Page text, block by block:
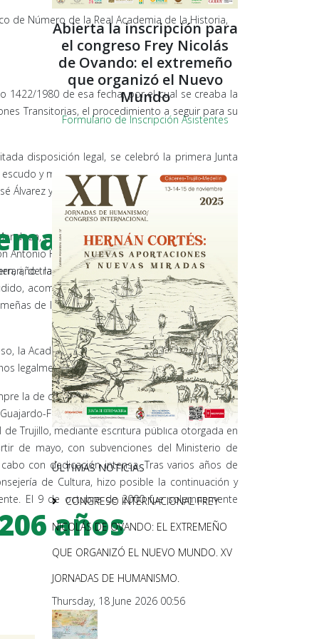
de Número de la Real Academia de la Historia,
1422/1980 de esa fecha, por el cual se creaba la
Transitorias, el procedimiento a seguir para su
disposición legal, se celebró la primera Junta
y medalla de la Institución, y se nombraron
y Sáenz de Buruaga y D. Salvador Andrés
en la que, tras la lectura del Real Decreto
Hernández Gil y Don Xavier de Salas. A la
de la Real Academia de Bellas Artes de San
acompañados en el estrado de otros ilustres
de la cultura, ocupando lugar destacado Su
la Academia, a partir de la Junta del 8 de mayo
legalmente conferidos.
la de disponer de sede propia en la ciudad de
Fajardo y su familia, propició la donación,
Trujillo, mediante escritura pública otorgada en
de mayo, con subvenciones del Ministerio de
con dedicación intensa. Tras varios años de
de Cultura, hizo posible la continuación y
El 9 de octubre de 2000 fue solemnemente
año tras año, las firmas de los señores
años
Abierta la inscripción para
el congreso Frey Nicolás
de Ovando: el extremeño
que organizó el Nuevo
Mundo
Formulario de Inscripción Asistentes
ÚLTIMAS NOTICIAS
CONGRESO INTERNACIONAL FREY
NICOLÁS DE OVANDO: EL EXTREMEÑO
QUE ORGANIZÓ EL NUEVO MUNDO. XV
JORNADAS DE HUMANISMO.
Thursday, 18 June 2026 00:56